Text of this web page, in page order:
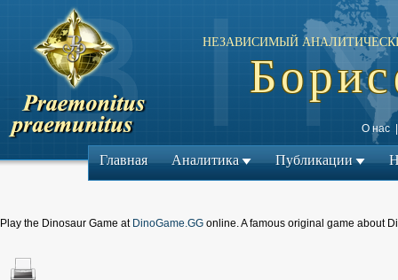
НЕЗАВИСИМЫЙ
О нас
Главная Аналитика Публикации
Play the Dinosaur Game at DinoGame.GG online. A famous original game about